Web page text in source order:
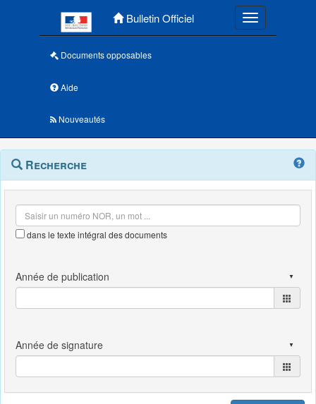
Bulletin Officiel Toggle
Documents opposables
Aide
Nouveautés
Navigation
outils
Menu
contextuel
Recherche
dans le texte intégral des documents